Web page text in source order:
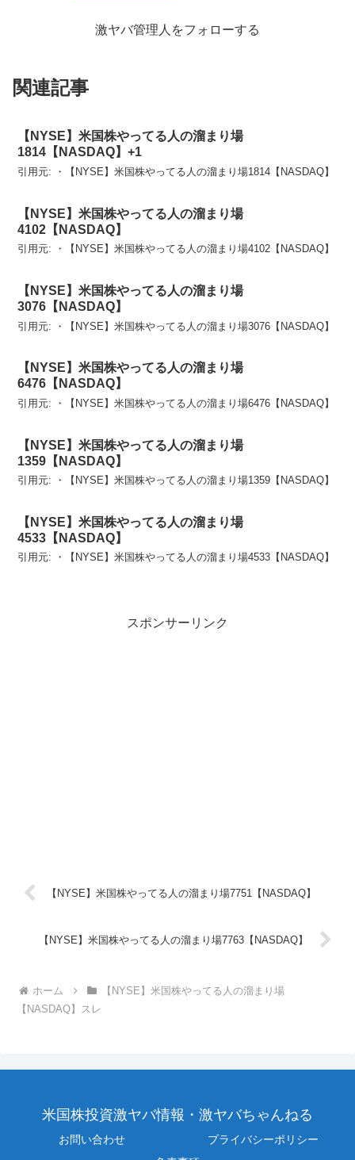
激ヤバ管理人をフォローする
関連記事
【NYSE】米国株やってる人の溜まり場
1814【NASDAQ】+1
引用元: ・【NYSE】米国株やってる人の溜まり場1814【NASDAQ】
【NYSE】米国株やってる人の溜まり場
4102【NASDAQ】
引用元: ・【NYSE】米国株やってる人の溜まり場4102【NASDAQ】
【NYSE】米国株やってる人の溜まり場
3076【NASDAQ】
引用元: ・【NYSE】米国株やってる人の溜まり場3076【NASDAQ】
【NYSE】米国株やってる人の溜まり場
6476【NASDAQ】
引用元: ・【NYSE】米国株やってる人の溜まり場6476【NASDAQ】
【NYSE】米国株やってる人の溜まり場
1359【NASDAQ】
引用元: ・【NYSE】米国株やってる人の溜まり場1359【NASDAQ】
【NYSE】米国株やってる人の溜まり場
4533【NASDAQ】
引用元: ・【NYSE】米国株やってる人の溜まり場4533【NASDAQ】
スポンサーリンク
【NYSE】米国株やってる人の溜まり場7751【NASDAQ】
【NYSE】米国株やってる人の溜まり場7763【NASDAQ】
ホーム
【NYSE】米国株やってる人の溜まり場
【NASDAQ】スレ
米国株投資激ヤバ情報・激ヤバちゃんねる
お問い合わせ
プライバシーポリシー